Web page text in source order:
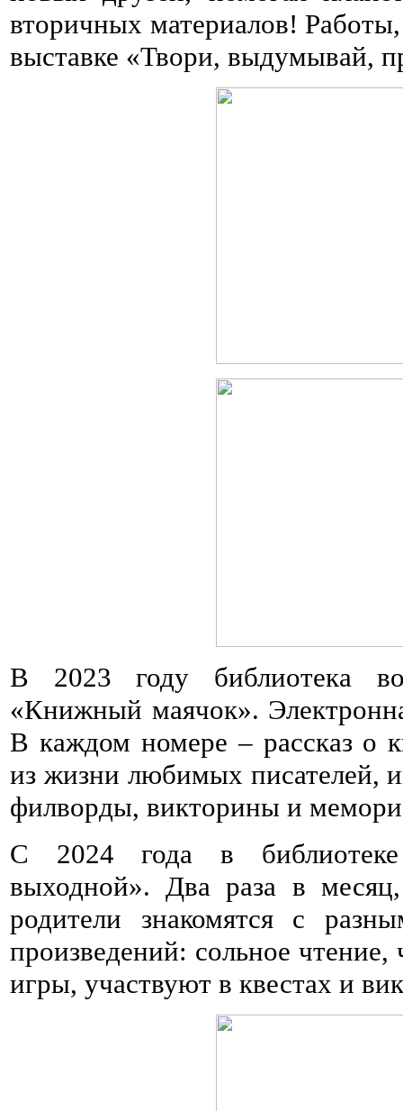
вторичных материалов!
выставке «Твори, выдумывай,
В 2023 году библиотека
«Книжный маячок».
В каждом номере – рассказ о
из жизни любимых писателей,
филворды, викторины и
С 2024 года в библиотеке
выходной». Два раза в
родители знакомятся с
произведений: сольное
игры, участвуют в квестах и